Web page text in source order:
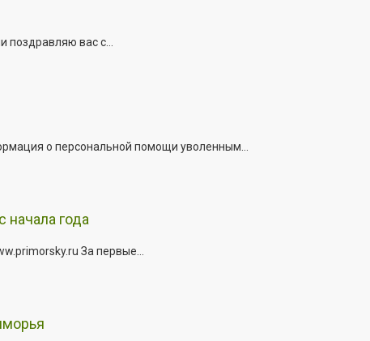
вас с...
о персональной помощи уволенным...
года
За первые...